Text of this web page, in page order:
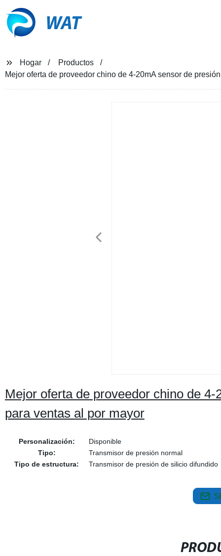
WAT
Hogar
Productos
Mejor oferta de proveedor chino de 4-20mA sensor de
Mejor oferta de proveedor chino de
para ventas al por mayor
Personalización:
Disponible
Tipo:
Transmisor de presión normal
Tipo de estructura:
Transmisor de presión de silicio difundido